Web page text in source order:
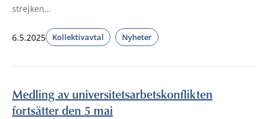
strejken…
6.5.2025 Kollektivavtal Nyheter
Medling av universitetsarbetskonflikten
fortsätter den 5 mai